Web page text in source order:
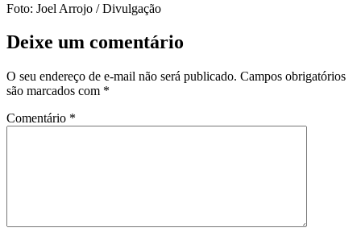
Foto: Joel Arrojo / Divulgação
Deixe um comentário
O seu endereço de e-mail não será publicado. Campos obrigatórios
são marcados com *
Comentário *